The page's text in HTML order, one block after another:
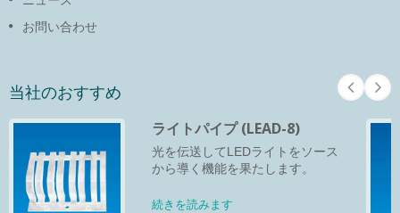
お問い合わせ
当社のおすすめ
ライトパイプ (LEAD-8)
光を伝送してLEDライトをソース
から導く機能を果たします。
続きを読みます